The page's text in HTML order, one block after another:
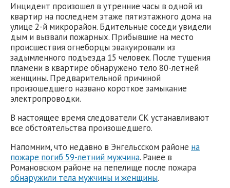
Инцидент произошел в утренние часы в одной из
квартир на последнем этаже пятиэтажного дома на
улице 2-й микрорайон. Бдительные соседи увидели
дым и вызвали пожарных. Прибывшие на место
происшествия огнеборцы эвакуировали из
задымленного подъезда 15 человек. После тушения
пламени в квартире обнаружено тело 80-летней
женщины. Предварительной причиной
произошедшего названо короткое замыкание
электропроводки.
В настоящее время следователи СК устанавливают
все обстоятельства произошедшего.
Напомним, что недавно в Энгельсском районе на
пожаре погиб 59-летний мужчина. Ранее в
Романовском районе на пепелище после пожара
обнаружили тела мужчины и женщины.